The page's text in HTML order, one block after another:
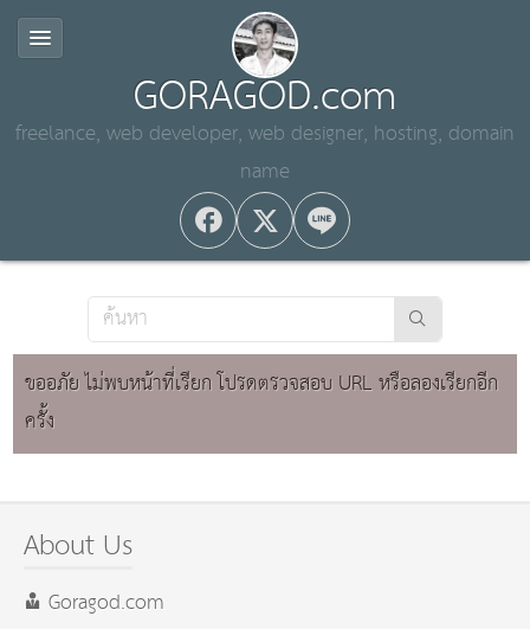
GORAGOD.com
freelance, web developer, web designer, hosting, domain
name
ขออภัย ไม่พบหน้าที่เรียก โปรดตรวจสอบ URL หรือลองเรียกอีก
ครั้ง
About Us
Goragod.com